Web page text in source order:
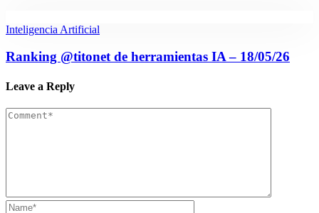
Inteligencia Artificial
Ranking @titonet de herramientas IA – 18/05/26
Leave a Reply